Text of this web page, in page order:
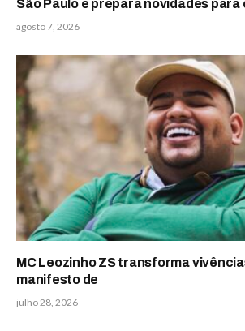
São Paulo e prepara novidades para
agosto 7, 2026
MC Leozinho ZS transforma
manifesto de
julho 28, 2026